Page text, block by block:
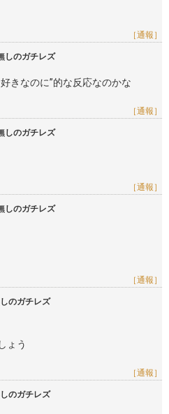
［通報］
しのガチレズ
きなのに”的な反応なのかな
［通報］
しのガチレズ
［通報］
しのガチレズ
［通報］
のガチレズ
ょう
［通報］
のガチレズ